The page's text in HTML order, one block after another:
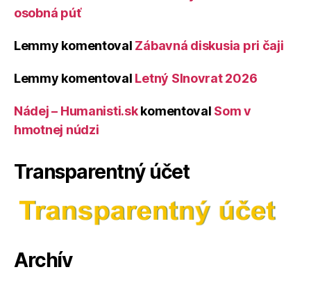
osobná púť
Lemmy komentoval Zábavná diskusia pri čaji
Lemmy komentoval Letný Slnovrat 2026
Nádej – Humanisti.skkomentoval Som v
hmotnej núdzi
Transparentný účet
Archív